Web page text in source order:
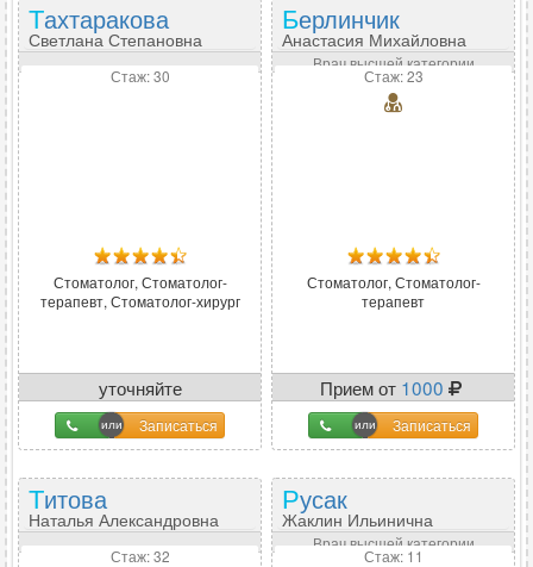
Тахтаракова
Светлана Степановна
Стаж: 30
Стоматолог, Стоматолог-
терапевт, Стоматолог-хирург
уточняйте
Записаться
Берлинчик
Анастасия Михайловна
Врач высшей категории
Стаж: 23
Стоматолог, Стоматолог-
терапевт
Прием от 1000
Записаться
Титова
Наталья Александровна
Стаж: 32
Русак
Жаклин Ильинична
Врач высшей категории
Стаж: 11